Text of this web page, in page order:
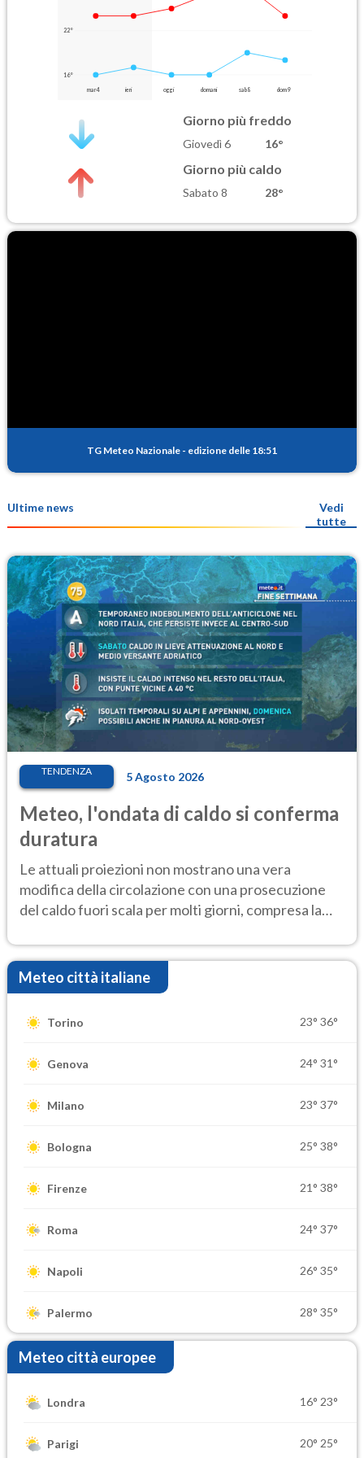
22°
16°
mar 4 ieri oggi domani sab 8 dom 9
Giorno più freddo
Giovedì 6 16°
Giorno più caldo
Sabato 8 28°
TG Meteo Nazionale - edizione delle 18:51
Ultime news
Vedi
tutte
TENDENZA 5 Agosto 2026
Meteo, l'ondata di caldo si conferma
duratura
Le attuali proiezioni non mostrano una vera
modifica della circolazione con una prosecuzione
del caldo fuori scala per molti giorni, compresa la
Meteo città italiane
Torino 23° 36°
Genova 24° 31°
Milano 23° 37°
Bologna 25° 38°
Firenze 21° 38°
Roma 24° 37°
Napoli 26° 35°
Palermo 28° 35°
Meteo città europee
Londra 16° 23°
Parigi 20° 25°